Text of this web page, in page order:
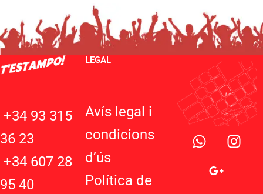
+34 93 315
36 23
+34 607 28
95 40
LEGAL
Avís legal i
condicions
d’ús
Política de
W
h
I
n
o
g